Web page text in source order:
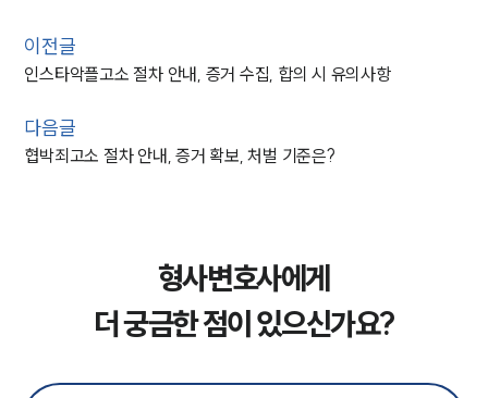
이전글
인스타악플고소 절차 안내, 증거 수집, 합의 시 유의사항
다음글
협박죄고소 절차 안내, 증거 확보, 처벌 기준은?
형사변호사에게
더 궁금한 점이 있으신가요?